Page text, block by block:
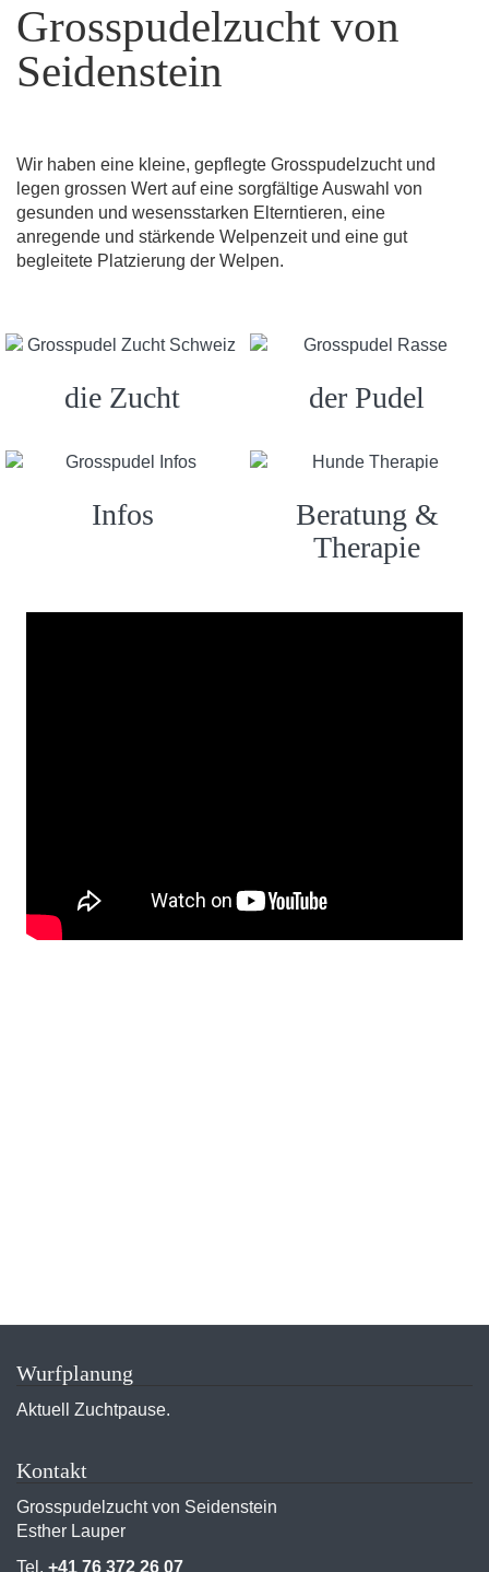
Grosspudelzucht von
Seidenstein
Wir haben eine kleine, gepflegte Grosspudelzucht und
legen grossen Wert auf eine sorgfältige Auswahl von
gesunden und wesensstarken Elterntieren, eine
anregende und stärkende Welpenzeit und eine gut
begleitete Platzierung der Welpen.
die Zucht der Pudel
Infos
Beratung &
Therapie
Wurfplanung
Aktuell Zuchtpause.
Kontakt
Grosspudelzucht von Seidenstein
Esther Lauper
Tel. +41 76 372 26 07